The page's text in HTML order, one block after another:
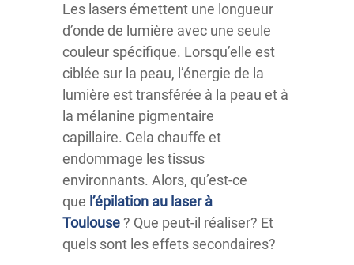
Les lasers émettent une longueur
d’onde de lumière avec une seule
couleur spécifique. Lorsqu’elle est
ciblée sur la peau, l’énergie de la
lumière est transférée à la peau et à
la mélanine pigmentaire
capillaire. Cela chauffe et
endommage les tissus
environnants. Alors, qu’est-ce
que l’épilation au laser à
Toulouse? Que peut-il réaliser? Et
quels sont les effets secondaires?